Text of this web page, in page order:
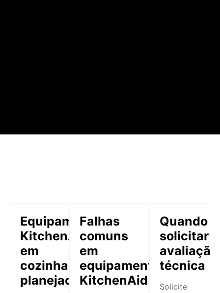
Equipamentos
KitchenAid
em
cozinhas
planejadas
Falhas
comuns
em
equipamentos
KitchenAid
Quando
solicitar
avaliação
técnica
Solicite